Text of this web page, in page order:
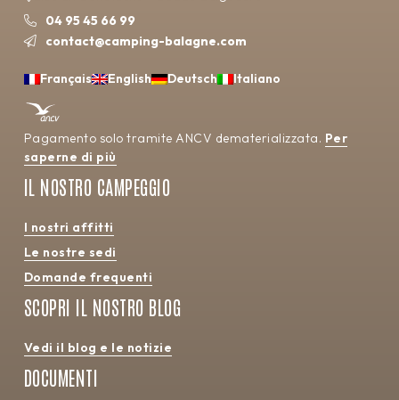
04 95 45 66 99
contact@camping-balagne.com
Français English Deutsch Italiano
Pagamento solo tramite ANCV dematerializzata. Per
saperne di più
IL NOSTRO CAMPEGGIO
I nostri affitti
Le nostre sedi
Domande frequenti
SCOPRI IL NOSTRO BLOG
Vedi il blog e le notizie
DOCUMENTI